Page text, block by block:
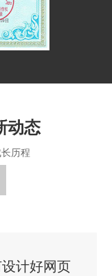
动态
历程
计好网页